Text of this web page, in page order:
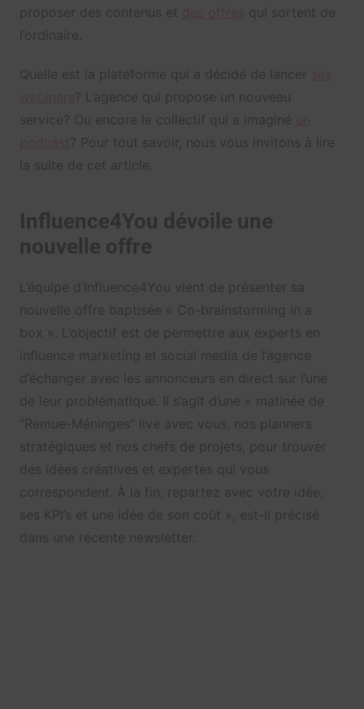
proposer des contenus et
qui sortent de
l’ordinaire.
Quelle est la plateforme qui a décidé de lancer
? L’agence qui propose un nouveau
service? Ou encore le collectif qui a imaginé
? Pour tout savoir, nous vous invitons à lire
la suite de cet article.
Influence4You dévoile une
nouvelle offre
L’équipe d’Influence4You vient de présenter sa
nouvelle offre baptisée « Co-brainstorming in a
box ». L’objectif est de permettre aux experts en
influence marketing et social media de l’agence
d’échanger avec les annonceurs en direct sur l’une
de leur problématique. Il s’agit d’une « matinée de
“Remue-Méninges” live avec vous, nos planners
stratégiques et nos chefs de projets, pour trouver
des idées créatives et expertes qui vous
correspondent. À la fin, repartez avec votre idée,
ses KPI’s et une idée de son coût », est-il précisé
dans une récente newsletter.